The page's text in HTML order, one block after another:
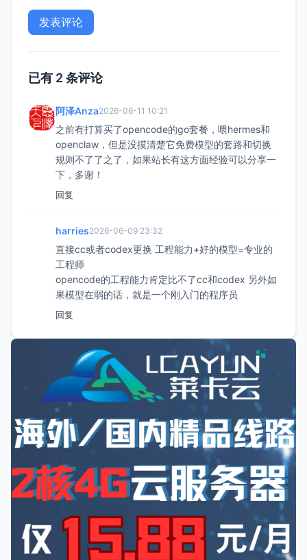
已有 2 条评论
阿泽Anza2026-06-11 10:21
之前有打算买了opencode的go套餐，喂hermes和
openclaw，但是没摸清楚它免费模型的套路和切换
规则不了了之了，如果站长有这方面经验可以分享一
下，多谢！
回复
harries2026-06-09 23:32
直接cc或者codex更换 工程能力+好的模型=专业的
工程师
opencode的工程能力肯定比不了cc和codex 另外如
果模型在弱的话，就是一个刚入门的程序员
回复